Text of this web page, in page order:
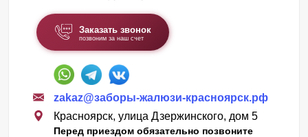
Заказать звонок
позвоним за наш счет
zakaz@заборы-жалюзи-красноярск.рф
Красноярск, улица Дзержинского, дом 5
Перед приездом обязательно позвоните